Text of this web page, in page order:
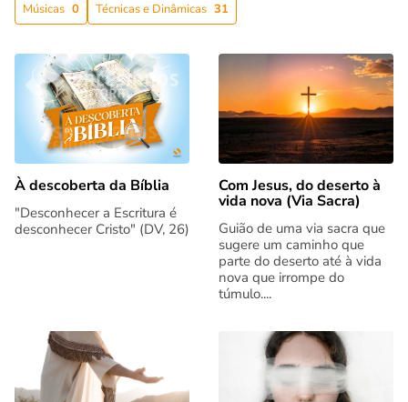
Músicas 0 Técnicas e Dinâmicas 31
À descoberta da Bíblia
"Desconhecer a Escritura é
desconhecer Cristo" (DV, 26)
Com Jesus, do deserto à
vida nova (Via Sacra)
Guião de uma via sacra que
sugere um caminho que
parte do deserto até à vida
nova que irrompe do
túmulo....